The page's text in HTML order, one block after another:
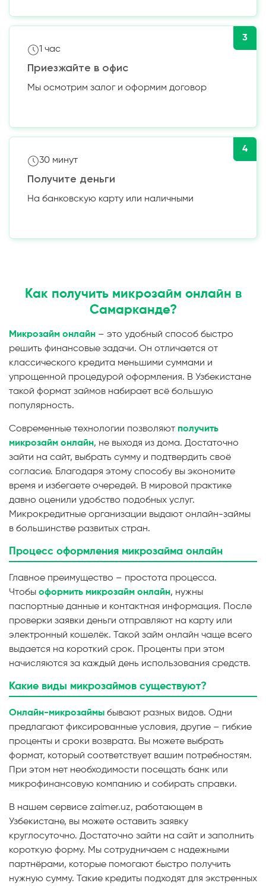
3
1 час
Приезжайте в офис
Мы осмотрим залог и оформим договор
4
30 минут
Получите деньги
На банковскую карту или наличными
Как получить микрозайм онлайн в
Самарканде?
Микрозайм онлайн – это удобный способ быстро
решить финансовые задачи. Он отличается от
классического кредита меньшими суммами и
упрощенной процедурой оформления. В Узбекистане
такой формат займов набирает всё большую
популярность.
Современные технологии позволяют получить
микрозайм онлайн, не выходя из дома. Достаточно
зайти на сайт, выбрать сумму и подтвердить своё
согласие. Благодаря этому способу вы экономите
время и избегаете очередей. В мировой практике
давно оценили удобство подобных услуг.
Микрокредитные организации выдают онлайн-займы
в большинстве развитых стран.
Процесс оформления микрозайма онлайн
Главное преимущество – простота процесса.
Чтобы оформить микрозайм онлайн, нужны
паспортные данные и контактная информация. После
проверки заявки деньги отправляют на карту или
электронный кошелёк. Такой займ онлайн чаще всего
выдается на короткий срок. Проценты при этом
начисляются за каждый день использования средств.
Какие виды микрозаймов существуют?
Онлайн-микрозаймы бывают разных видов. Одни
предлагают фиксированные условия, другие – гибкие
проценты и сроки возврата. Вы можете выбрать
формат, который соответствует вашим потребностям.
При этом нет необходимости посещать банк или
микрофинансовую компанию и собирать справки.
В нашем сервисе zaimer.uz, работающем в
Узбекистане, вы можете оставить заявку
круглосуточно. Достаточно зайти на сайт и заполнить
короткую форму. Мы сотрудничаем с надежными
партнёрами, которые помогают быстро получить
нужную сумму. Такие кредиты подходят для экстренных